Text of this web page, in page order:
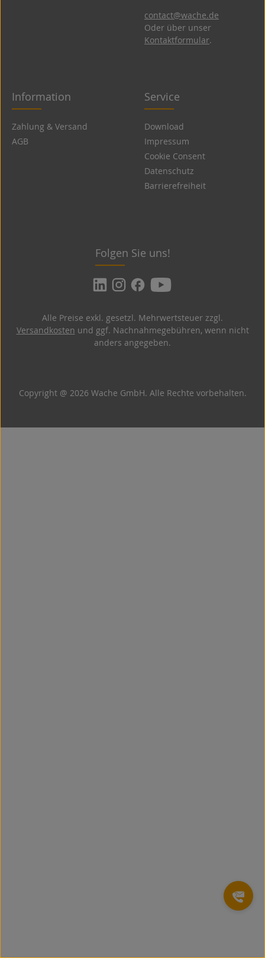
contact@wache.de
Oder über unser
Kontaktformular.
Information
Zahlung & Versand
AGB
Service
Download
Impressum
Cookie Consent
Datenschutz
Barrierefreiheit
Folgen Sie uns!
Copyright @ 2026 Wache GmbH. Alle Rechte vorbehalten.
Alle Preise exkl. gesetzl. Mehrwertsteuer zzgl.
Versandkosten und ggf. Nachnahmegebühren, wenn nicht
anders angegeben.